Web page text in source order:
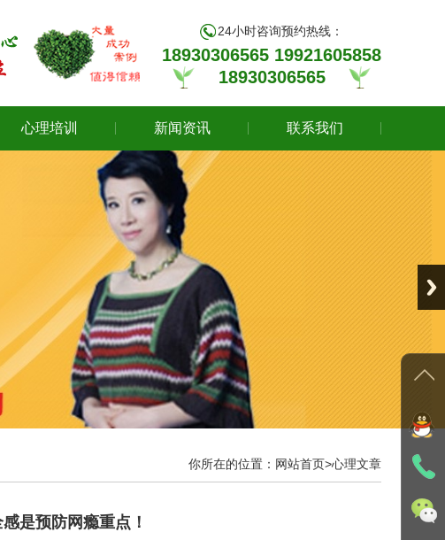
24小时咨询预约热线：
18930306565 19921605858
18930306565
心理培训 新闻资讯 联系我们
你所在的位置： 网站首页>心理文章
是预防网瘾重点！